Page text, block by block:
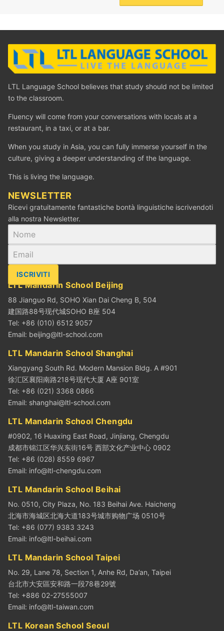
LTL Language School believes that study should not be limited
to the classroom.
Fluency will come from your conversations with locals at a
restaurant, in a taxi, or at a bar.
When you study in Asia, you can fully immerse yourself in the
culture, giving a deeper understanding of the language.
This is living the language.
NEWSLETTER
Ricevi gratuitamente fantastiche bontà linguistiche iscrivendoti
alla nostra Newsletter.
ISCRIVITI
LTL Mandarin School Beijing
88 Jianguo Rd, SOHO Xian Dai Cheng B, 504
建国路88号现代城SOHO B座 504
Tel: +86 (010) 6512 9057
Email: beijing@ltl-school.com
LTL Mandarin School Shanghai
Xiangyang South Rd. Modern Mansion Bldg. A #901
徐汇区襄阳南路218号现代大厦 A座 901室
Tel: +86 (021) 3368 0866
Email: shanghai@ltl-school.com
LTL Mandarin School Chengdu
#0902, 16 Huaxing East Road, Jinjiang, Chengdu
成都市锦江区华兴东街16号 西部文化产业中心 0902
Tel: +86 (028) 8559 6967
Email: info@ltl-chengdu.com
LTL Mandarin School Beihai
No. 0510, City Plaza, No. 183 Beihai Ave. Haicheng
北海市海城区北海大道183号城市购物广场 0510号
Tel: +86 (077) 9383 3243
Email: info@ltl-beihai.com
LTL Mandarin School Taipei
No. 29, Lane 78, Section 1, Anhe Rd, Da’an, Taipei
台北市大安區安和路一段78巷29號
Tel: +886 02-27555007
Email: info@ltl-taiwan.com
LTL Korean School Seoul